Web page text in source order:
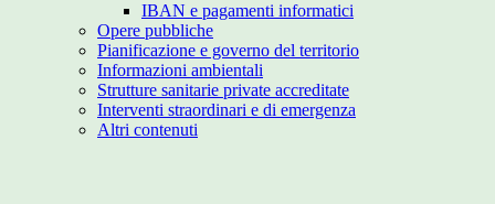
IBAN e pagamenti informatici
Opere pubbliche
Pianificazione e governo del territorio
Informazioni ambientali
Strutture sanitarie private accreditate
Interventi straordinari e di emergenza
Altri contenuti